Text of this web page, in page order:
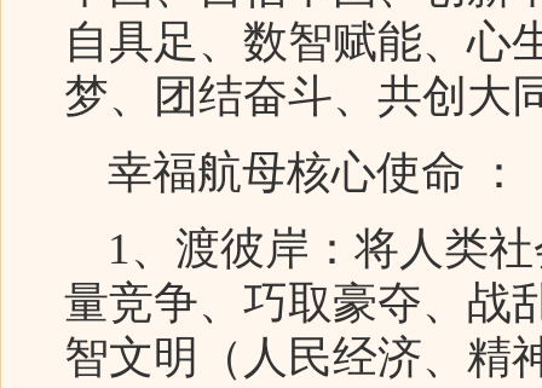
自具足、数智赋能、心
梦、团结奋斗、共创大
幸福航母核心使命 ：
1、渡彼岸：将人类
量竞争、巧取豪夺、战
智文明（人民经济、精